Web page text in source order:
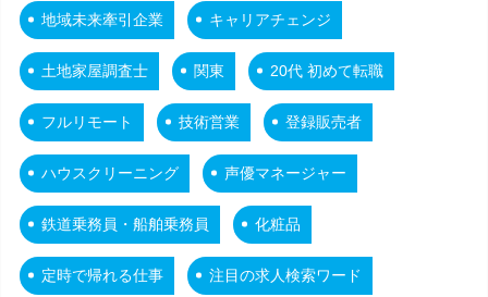
地域未来牽引企業 キャリアチェンジ
土地家屋調査士 関東 20代 初めて転職
フルリモート 技術営業 登録販売者
ハウスクリーニング 声優マネージャー
鉄道乗務員・船舶乗務員 化粧品
定時で帰れる仕事 注目の求人検索ワード